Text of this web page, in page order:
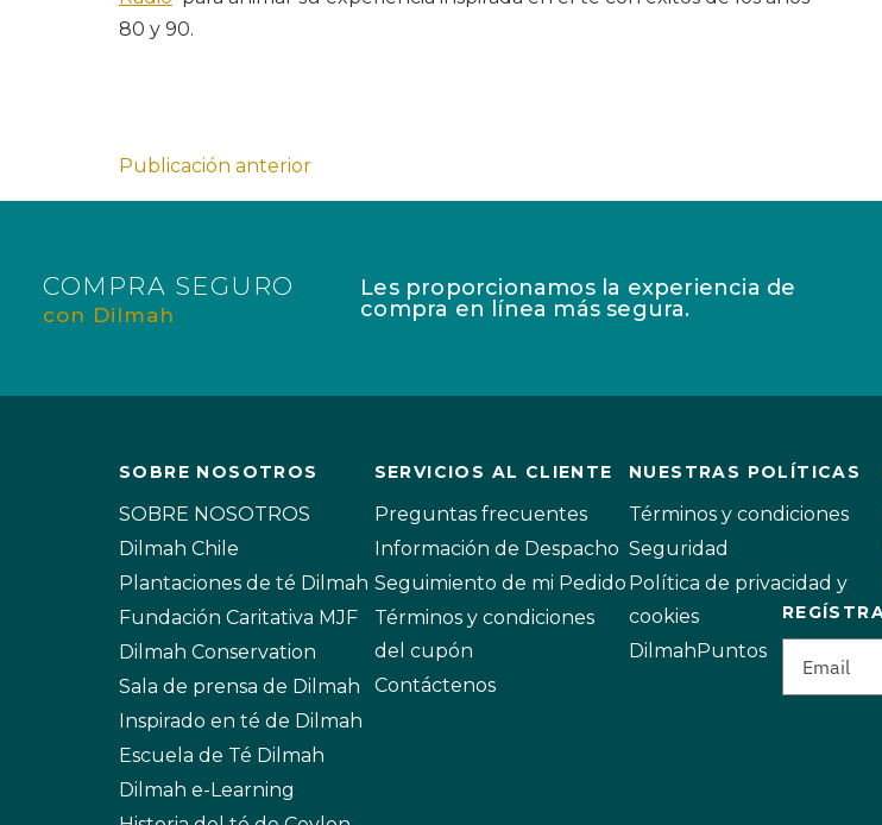
80 y 90.
Publicación anterior
COMPRA SEGURO
con Dilmah
Les proporcionamos la experiencia de
compra en línea más segura.
SOBRE NOSOTROS
SOBRE NOSOTROS
Dilmah Chile
Plantaciones de té Dilmah
Fundación Caritativa MJF
Dilmah Conservation
Sala de prensa de Dilmah
Inspirado en té de Dilmah
Escuela de Té Dilmah
Dilmah e-Learning
SERVICIOS AL CLIENTE
Preguntas frecuentes
Información de Despacho
Seguimiento de mi Pedido
Términos y condiciones
del cupón
Contáctenos
NUESTRAS POLÍTICAS
Términos y condiciones
Seguridad
Política de privacidad y
cookies
DilmahPuntos